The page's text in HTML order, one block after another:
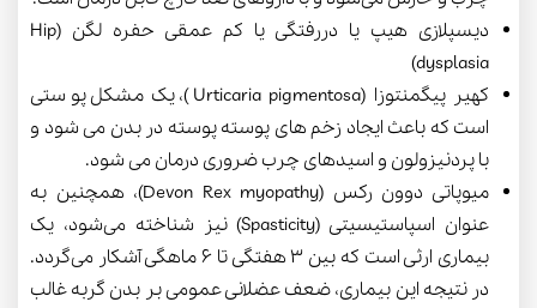
دیسپلازی هیپ یا دررفتگی یا کم عمقی حفره لگن (Hip
dysplasia
)
کهیر پیگمنتوزا (Urticaria pigmentosa)، یک مشکل پوستی
است که باعث ایجاد زخم های پوسته پوسته در بدن می شود و
با پردنیزولون و اسیدهای چرب ضروری درمان می شود.
میوپاتی دوون رکس (Devon Rex myopathy)، همچنین به
عنوان اسپاستیسیتی (Spasticity) نیز شناخته می‌شود، یک
بیماری ارثی است که بین 3 هفتگی تا 6 ماهگی آشکار می‌گردد.
در نتیجه این بیماری، ضعف عضلانی عمومی بر بدن گربه غالب